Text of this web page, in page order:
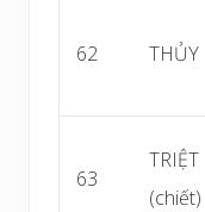
62 THỦY
63
TRIỆT
(chiết)